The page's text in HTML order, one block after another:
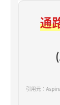
通
引用元：